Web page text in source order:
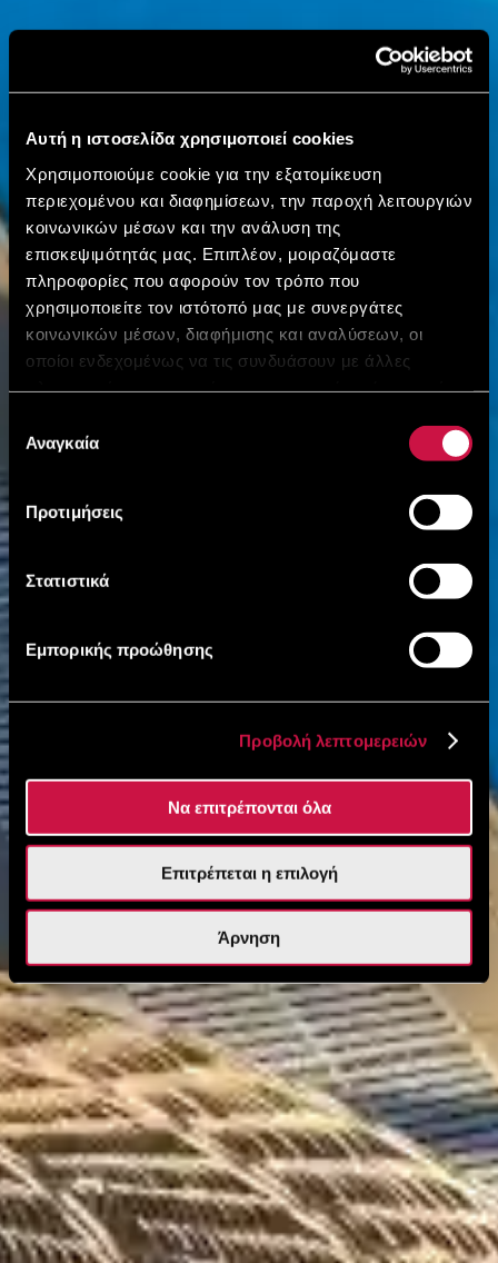
Αυτή η ιστοσελίδα χρησιμοποιεί cookies
Χρησιμοποιούμε cookie για την εξατομίκευση
περιεχομένου και διαφημίσεων, την παροχή λειτουργιών
κοινωνικών μέσων και την ανάλυση της
επισκεψιμότητάς μας. Επιπλέον, μοιραζόμαστε
πληροφορίες που αφορούν τον τρόπο που
χρησιμοποιείτε τον ιστότοπό μας με συνεργάτες
κοινωνικών μέσων, διαφήμισης και αναλύσεων, οι
οποίοι ενδεχομένως να τις συνδυάσουν με άλλες
των υπηρεσιών τους.
συγκατάθεσης
Αναγκαία
Προτιμήσεις
Στατιστικά
Εμπορικής προώθησης
Προβολή λεπτομερειών
Να επιτρέπονται όλα
Επιτρέπεται η επιλογή
Άρνηση